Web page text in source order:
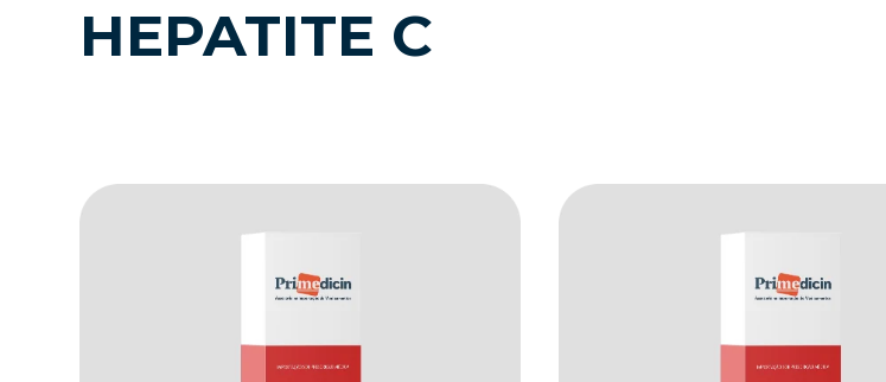
HEPATITE C